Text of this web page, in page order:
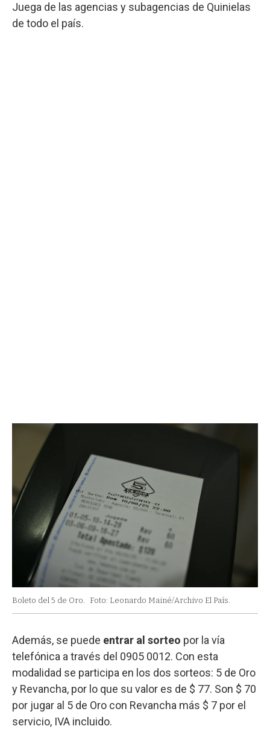
Juega de las agencias y subagencias de Quinielas
de todo el país.
Boleto del 5 de Oro. Foto: Leonardo Mainé/Archivo El País.
Además, se puede entrar al sorteo por la vía
telefónica a través del 0905 0012. Con esta
modalidad se participa en los dos sorteos: 5 de Oro
y Revancha, por lo que su valor es de $ 77. Son $ 70
por jugar al 5 de Oro con Revancha más $ 7 por el
servicio, IVA incluido.